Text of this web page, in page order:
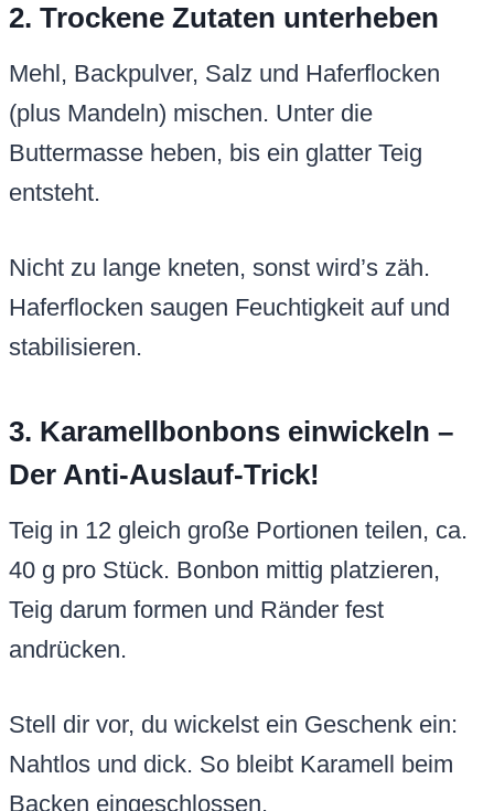
2. Trockene Zutaten unterheben
Mehl, Backpulver, Salz und Haferflocken
(plus Mandeln) mischen. Unter die
Buttermasse heben, bis ein glatter Teig
entsteht.
Nicht zu lange kneten, sonst wird’s zäh.
Haferflocken saugen Feuchtigkeit auf und
stabilisieren.
3. Karamellbonbons einwickeln –
Der Anti-Auslauf-Trick!
Teig in 12 gleich große Portionen teilen, ca.
40 g pro Stück. Bonbon mittig platzieren,
Teig darum formen und Ränder fest
andrücken.
Stell dir vor, du wickelst ein Geschenk ein:
Nahtlos und dick. So bleibt Karamell beim
Backen eingeschlossen.